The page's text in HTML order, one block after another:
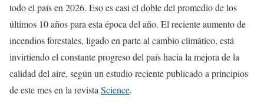
todo el país en 2026. Eso es casi el doble del promedio de los
últimos 10 años para esta época del año. El reciente aumento de
incendios forestales, ligado en parte al cambio climático, está
invirtiendo el constante progreso del país hacia la mejora de la
calidad del aire, según un estudio reciente publicado a principios
de este mes en la revista Science.